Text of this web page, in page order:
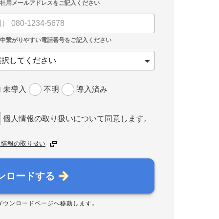
未導入 不明 導入済み
個人情報の取り扱いについて同意します。
報の取り扱い
ロードする
ウンロードページへ移動します。